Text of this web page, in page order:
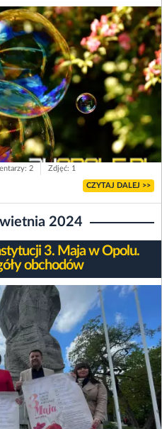
2 Zdjęć: 1
CZYTAJ DALEJ >>
2024
3. Maja w Opolu.
obchodów